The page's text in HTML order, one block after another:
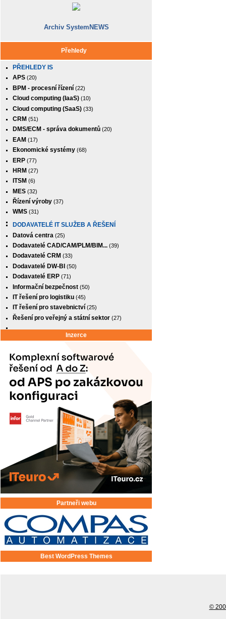
Archiv SystemNEWS
Přehledy
PŘEHLEDY IS
APS (20)
BPM - procesní řízení (22)
Cloud computing (IaaS) (10)
Cloud computing (SaaS) (33)
CRM (51)
DMS/ECM - správa dokumentů (20)
EAM (17)
Ekonomické systémy (68)
ERP (77)
HRM (27)
ITSM (6)
MES (32)
Řízení výroby (37)
WMS (31)
DODAVATELÉ IT SLUŽEB A ŘEŠENÍ
Datová centra (25)
Dodavatelé CAD/CAM/PLM/BIM... (39)
Dodavatelé CRM (33)
Dodavatelé DW-BI (50)
Dodavatelé ERP (71)
Informační bezpečnost (50)
IT řešení pro logistiku (45)
IT řešení pro stavebnictví (25)
Řešení pro veřejný a státní sektor (27)
Inzerce
Partneři webu
Best WordPress Themes
©